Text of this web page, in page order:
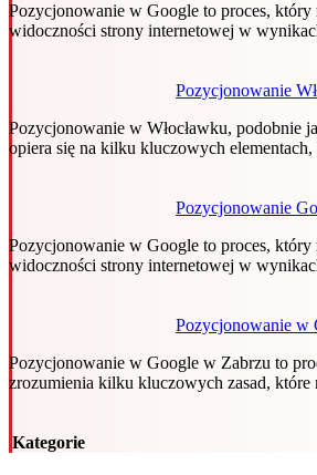
Pozycjonowanie w Google to proces, który
widoczności strony internetowej w
Pozycjonowanie
Pozycjonowanie w Włocławku, podobnie
opiera się na kilku kluczowych
Pozycjonowanie
Pozycjonowanie w Google to proces, który
widoczności strony internetowej w
Pozycjonowanie w
Pozycjonowanie w Google w Zabrzu to
zrozumienia kilku kluczowych zasad,
Kategorie